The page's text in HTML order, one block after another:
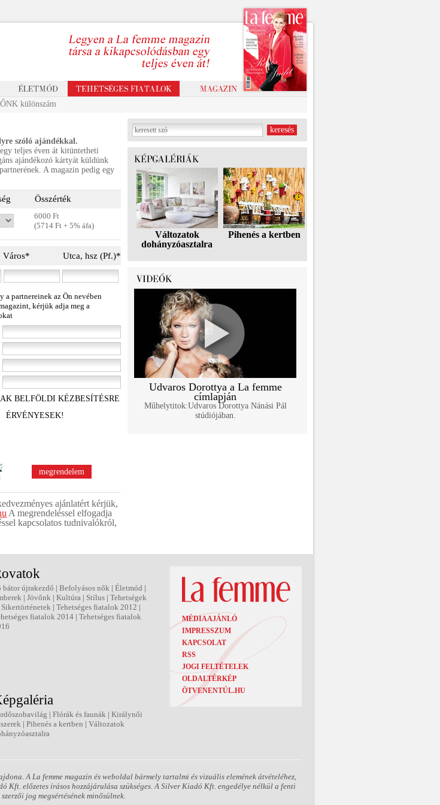
különszám
szóló ajándékkal.
teljes éven át kitüntetheti
ajándékozó kártyát küldünk
A magazin pedig egy
Összérték
6000 Ft
(5714 Ft + 5% áfa)
Város* Utca, hsz (Pf.)*
a partnereinek az Ön nevében
kérjük adja meg a
BELFÖLDI KÉZBESÍTÉSRE
ÉRVÉNYESEK!
ajánlatért kérjük,
A megrendeléssel elfogadja
kapcsolatos tudnivalókról,
Változatok
dohányzóasztalra
Pihenés a kertben
Udvaros Dorottya a La femme
címlapján
Műhelytitok:Udvaros Dorottya Nánási Pál
stúdiójában.
bátor újrakezdő | Befolyásos nők | Életmód |
| Jövőnk | Kultúra | Stílus | Tehetségek
Sikertörténetek | Tehetséges fiatalok 2012 |
fiatalok 2014 | Tehetséges fiatalok
MÉDIAAJÁNLÓ
IMPRESSZUM
KAPCSOLAT
RSS
JOGI FELTÉTELEK
OLDALTÉRKÉP
ÖTVENENTÚL.HU
| Flórák és faunák | Királynői
| Pihenés a kertben | Változatok
A La femme magazin és weboldal bármely tartalmi és vizuális elemének átvételéhez,
Kft. előzetes írásos hozzájárulása szükséges. A Silver Kiadó Kft. engedélye nélkül a fenti
jog megsértésének minősülnek.